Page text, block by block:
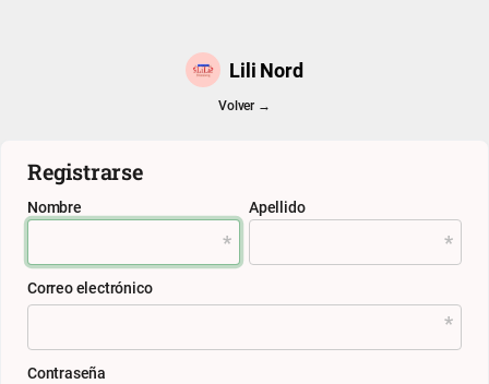
Lili Nord
Volver →
Registrarse
Nombre Apellido
Correo electrónico
Contraseña